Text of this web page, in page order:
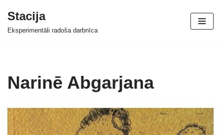
Skip
Stacija
Eksperimentāli radoša darbnīca
Narinē Abgarjana